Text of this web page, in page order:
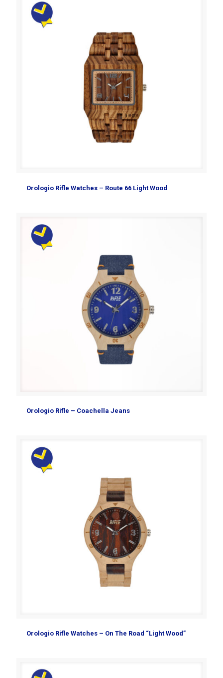
Orologio Rifle Watches – Route 66 Light Wood
Orologio Rifle – Coachella Jeans
Orologio Rifle Watches – On The Road “Light Wood”